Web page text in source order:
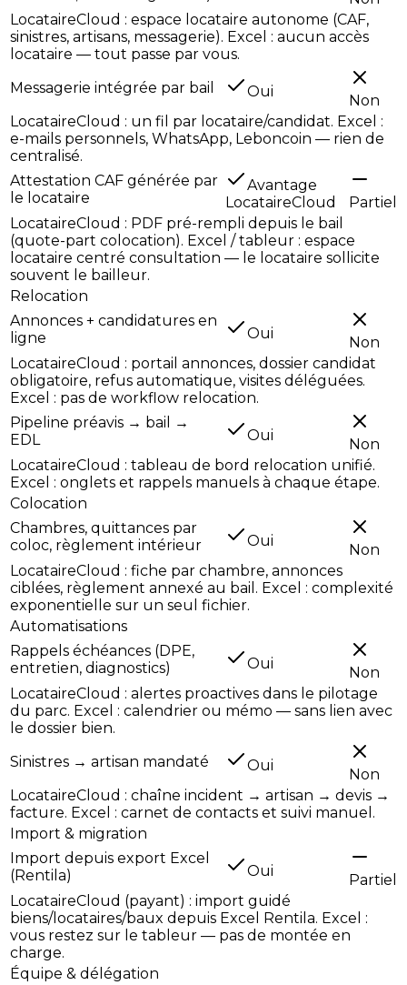
LocataireCloud : espace locataire autonome (CAF,
sinistres, artisans, messagerie). Excel : aucun accès
locataire — tout passe par vous.
Messagerie intégrée par bail
Oui
Non
LocataireCloud : un fil par locataire/candidat. Excel :
e-mails personnels, WhatsApp, Leboncoin — rien de
centralisé.
Attestation CAF générée par
le locataire
Avantage
LocataireCloud
Partiel
LocataireCloud : PDF pré-rempli depuis le bail
(quote-part colocation). Excel / tableur : espace
locataire centré consultation — le locataire sollicite
souvent le bailleur.
Relocation
Annonces + candidatures en
ligne
Oui
Non
LocataireCloud : portail annonces, dossier candidat
obligatoire, refus automatique, visites déléguées.
Excel : pas de workflow relocation.
Pipeline préavis → bail →
EDL
Oui
Non
LocataireCloud : tableau de bord relocation unifié.
Excel : onglets et rappels manuels à chaque étape.
Colocation
Chambres, quittances par
coloc, règlement intérieur
Oui
Non
LocataireCloud : fiche par chambre, annonces
ciblées, règlement annexé au bail. Excel : complexité
exponentielle sur un seul fichier.
Automatisations
Rappels échéances (DPE,
entretien, diagnostics)
Oui
Non
LocataireCloud : alertes proactives dans le pilotage
du parc. Excel : calendrier ou mémo — sans lien avec
le dossier bien.
Sinistres → artisan mandaté
Oui
Non
LocataireCloud : chaîne incident → artisan → devis →
facture. Excel : carnet de contacts et suivi manuel.
Import & migration
Import depuis export Excel
(Rentila)
Oui
Partiel
LocataireCloud (payant) : import guidé
biens/locataires/baux depuis Excel Rentila. Excel :
vous restez sur le tableur — pas de montée en
charge.
Équipe & délégation